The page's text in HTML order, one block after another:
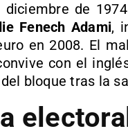
de
Fenech Adami,
en 2008. El
con el
bloque tras la